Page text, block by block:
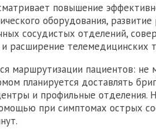
повышение
оборудования,
сосудистых отделений,
расширение телемедицинских
маршрутизации пациентов: не
планируется доставлять
и профильные отделения.
при симптомах острых